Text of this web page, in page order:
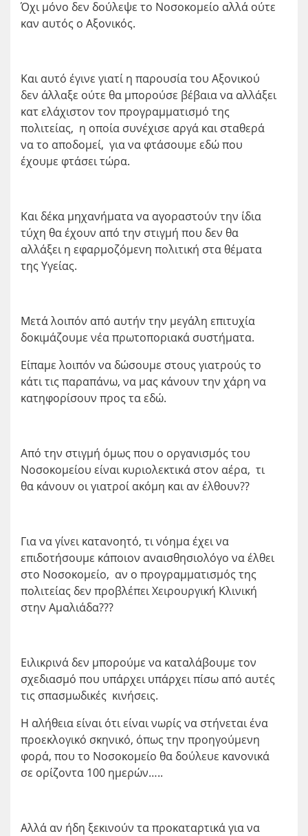
Όχι μόνο δεν δούλεψε το Νοσοκομείο αλλά ούτε
καν αυτός ο Αξονικός.
Και αυτό έγινε γιατί η παρουσία του Αξονικού
δεν άλλαξε ούτε θα μπορούσε βέβαια να αλλάξει
κατ ελάχιστον τον προγραμματισμό της
πολιτείας, η οποία συνέχισε αργά και σταθερά
να το αποδομεί, για να φτάσουμε εδώ που
έχουμε φτάσει τώρα.
Και δέκα μηχανήματα να αγοραστούν την ίδια
τύχη θα έχουν από την στιγμή που δεν θα
αλλάξει η εφαρμοζόμενη πολιτική στα θέματα
της Υγείας.
Μετά λοιπόν από αυτήν την μεγάλη επιτυχία
δοκιμάζουμε νέα πρωτοποριακά συστήματα.
Είπαμε λοιπόν να δώσουμε στους γιατρούς το
κάτι τις παραπάνω, να μας κάνουν την χάρη να
κατηφορίσουν προς τα εδώ.
Από την στιγμή όμως που ο οργανισμός του
Νοσοκομείου είναι κυριολεκτικά στον αέρα, τι
θα κάνουν οι γιατροί ακόμη και αν έλθουν??
Για να γίνει κατανοητό, τι νόημα έχει να
επιδοτήσουμε κάποιον αναισθησιολόγο να έλθει
στο Νοσοκομείο, αν ο προγραμματισμός της
πολιτείας δεν προβλέπει Χειρουργική Κλινική
στην Αμαλιάδα???
Ειλικρινά δεν μπορούμε να καταλάβουμε τον
σχεδιασμό που υπάρχει υπάρχει πίσω από αυτές
τις σπασμωδικές κινήσεις.
Η αλήθεια είναι ότι είναι νωρίς να στήνεται ένα
προεκλογικό σκηνικό, όπως την προηγούμενη
φορά, που το Νοσοκομείο θα δούλευε κανονικά
σε ορίζοντα 100 ημερών…..
Αλλά αν ήδη ξεκινούν τα προκαταρτικά για να